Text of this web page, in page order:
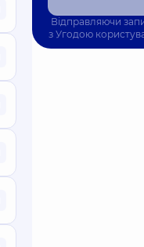
Відправляючи
з Угодою